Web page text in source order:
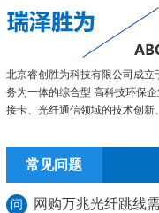
北京睿创胜为科技有限公司成立
务为一体的综合型 高科技环保
接卡、光纤通信领域的技术创新
常见问题
问 网购万兆光纤跳线